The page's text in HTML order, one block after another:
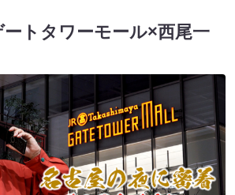
トタワーモール×西尾一